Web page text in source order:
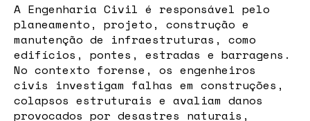
A Engenharia Civil é responsável pelo
planeamento, projeto, construção e
manutenção de infraestruturas, como
edifícios, pontes, estradas e barragens.
No contexto forense, os engenheiros
civis investigam falhas em construções,
colapsos estruturais e avaliam danos
provocados por desastres naturais,